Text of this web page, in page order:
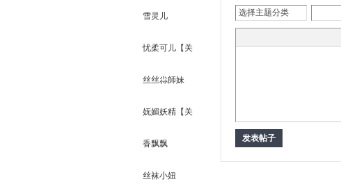
雪灵儿
忧柔可儿【关
闭】
丝丝尛師妹
【关闭】
妩媚妖精【关
闭】
香飘飘
丝袜小妞
选择主题分类
发表帖子